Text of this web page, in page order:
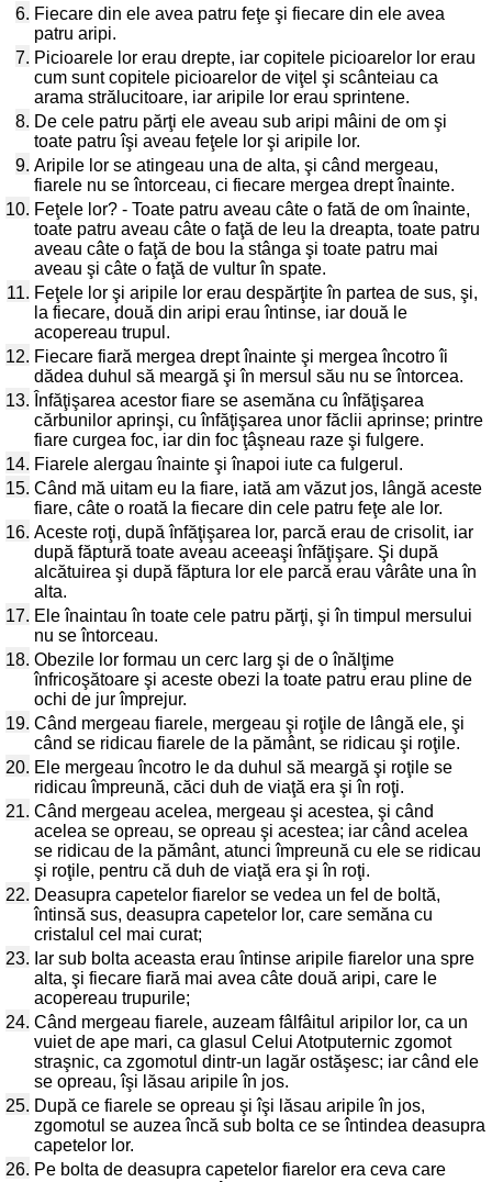
6. Fiecare din ele avea patru feţe şi fiecare din ele avea
patru aripi.
7. Picioarele lor erau drepte, iar copitele picioarelor lor erau
cum sunt copitele picioarelor de viţel şi scânteiau ca
arama strălucitoare, iar aripile lor erau sprintene.
8. De cele patru părţi ele aveau sub aripi mâini de om şi
toate patru îşi aveau feţele lor şi aripile lor.
9. Aripile lor se atingeau una de alta, şi când mergeau,
fiarele nu se întorceau, ci fiecare mergea drept înainte.
10. Feţele lor? - Toate patru aveau câte o fată de om înainte,
toate patru aveau câte o faţă de leu la dreapta, toate patru
aveau câte o faţă de bou la stânga şi toate patru mai
aveau şi câte o faţă de vultur în spate.
11. Feţele lor şi aripile lor erau despărţite în partea de sus, şi,
la fiecare, două din aripi erau întinse, iar două le
acopereau trupul.
12. Fiecare fiară mergea drept înainte şi mergea încotro îi
dădea duhul să meargă şi în mersul său nu se întorcea.
13. Înfăţişarea acestor fiare se asemăna cu înfăţişarea
cărbunilor aprinşi, cu înfăţişarea unor făclii aprinse; printre
fiare curgea foc, iar din foc ţâşneau raze şi fulgere.
14. Fiarele alergau înainte şi înapoi iute ca fulgerul.
15. Când mă uitam eu la fiare, iată am văzut jos, lângă aceste
fiare, câte o roată la fiecare din cele patru feţe ale lor.
16. Aceste roţi, după înfăţişarea lor, parcă erau de crisolit, iar
după făptură toate aveau aceeaşi înfăţişare. Şi după
alcătuirea şi după făptura lor ele parcă erau vârâte una în
alta.
17. Ele înaintau în toate cele patru părţi, şi în timpul mersului
nu se întorceau.
18. Obezile lor formau un cerc larg şi de o înălţime
înfricoşătoare şi aceste obezi la toate patru erau pline de
ochi de jur împrejur.
19. Când mergeau fiarele, mergeau şi roţile de lângă ele, şi
când se ridicau fiarele de la pământ, se ridicau şi roţile.
20. Ele mergeau încotro le da duhul să meargă şi roţile se
ridicau împreună, căci duh de viaţă era şi în roţi.
21. Când mergeau acelea, mergeau şi acestea, şi când
acelea se opreau, se opreau şi acestea; iar când acelea
se ridicau de la pământ, atunci împreună cu ele se ridicau
şi roţile, pentru că duh de viaţă era şi în roţi.
22. Deasupra capetelor fiarelor se vedea un fel de boltă,
întinsă sus, deasupra capetelor lor, care semăna cu
cristalul cel mai curat;
23. Iar sub bolta aceasta erau întinse aripile fiarelor una spre
alta, şi fiecare fiară mai avea câte două aripi, care le
acopereau trupurile;
24. Când mergeau fiarele, auzeam fâlfâitul aripilor lor, ca un
vuiet de ape mari, ca glasul Celui Atotputernic zgomot
straşnic, ca zgomotul dintr-un lagăr ostăşesc; iar când ele
se opreau, îşi lăsau aripile în jos.
25. După ce fiarele se opreau şi îşi lăsau aripile în jos,
zgomotul se auzea încă sub bolta ce se întindea deasupra
capetelor lor.
26. Pe bolta de deasupra capetelor fiarelor era ceva care